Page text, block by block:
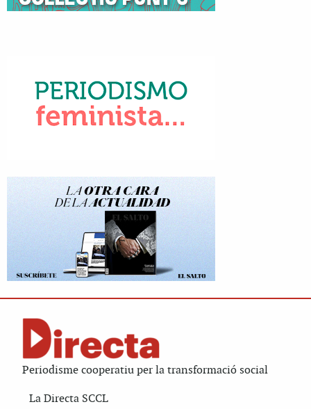
Periodisme cooperatiu per la transformació social
La Directa SCCL